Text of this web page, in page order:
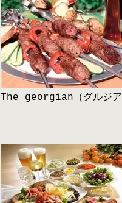
The georgian（グルジア